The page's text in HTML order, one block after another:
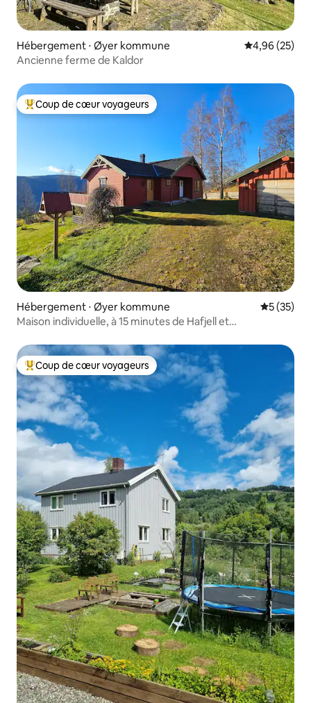
Hébergement ⋅ Øyer kommune Évaluation
4,96 (25)
Ancienne ferme de Kaldor
Coups de cœur voyageurs les plus appréciés
Coup de cœur voyageurs
Hébergement ⋅ Øyer kommune
5 (35)
Maison individuelle, à 15 minutes de Hafjell et
Coups de cœur voyageurs les plus appréciés
Coup de cœur voyageurs